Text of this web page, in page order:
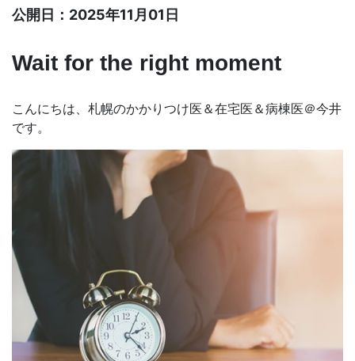
公開日：2025年11月01日
Wait for the right moment
こんにちは、札幌のかかりつけ医＆在宅医＆病棟医＠今井
です。